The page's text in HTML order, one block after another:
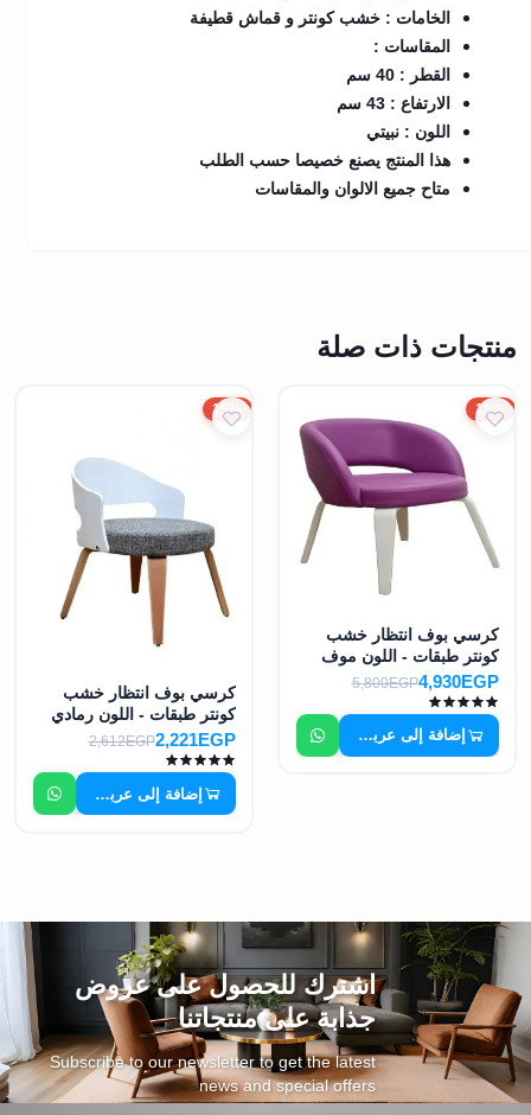
الخامات : خشب كونتر و قماش قطيفة
المقاسات :
القطر : 40 سم
الارتفاع : 43 سم
اللون : نبيتي
هذا المنتج يصنع خصيصا حسب الطلب
متاح جميع الالوان والمقاسات
منتجات ذات صلة
15%
كرسي بوف انتظار خشب
كونتر طبقات - اللون موف
MS-7450
4,930EGP
5,800EGP
إضافة إلى عربة التسوق
15%
كرسي بوف انتظار خشب
كونتر طبقات - اللون رمادي
وابيض MS-7451
2,221EGP
2,612EGP
إضافة إلى عربة التسوق
اشترك للحصول على عروض
جذابة على منتجاتنا
Subscribe to our newsletter to get the latest
news and special offers